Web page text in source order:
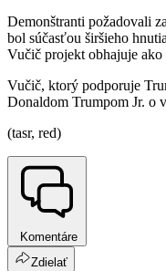
Demonštranti požadovali
bol súčasťou širšieho
Vučič projekt obhajuje
Vučič, ktorý podporuje
Donaldom Trumpom Jr. o
(tasr, red)
Komentáre
Zdielať